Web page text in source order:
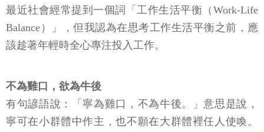
最近社會經常提到一個詞「工作生活平衡（Work-Life
Balance）」，但我認為在思考工作生活平衡之前，應
該趁著年輕時全心專注投入工作。
不為雞口，欲為牛後
有句諺語說：「寧為雞口，不為牛後。」意思是說，
寧可在小群體中作主，也不願在大群體裡任人使喚。